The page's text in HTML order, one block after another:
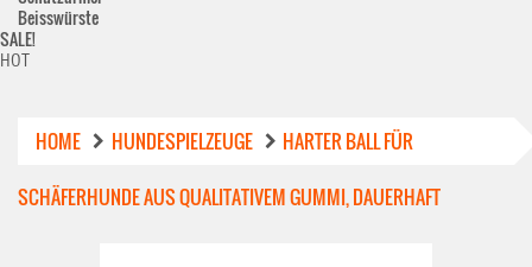
Beisswürste
SALE!
HOT
HOME HUNDESPIELZEUGE
HARTER BALL FÜR
SCHÄFERHUNDE AUS QUALITATIVEM GUMMI, DAUERHAFT